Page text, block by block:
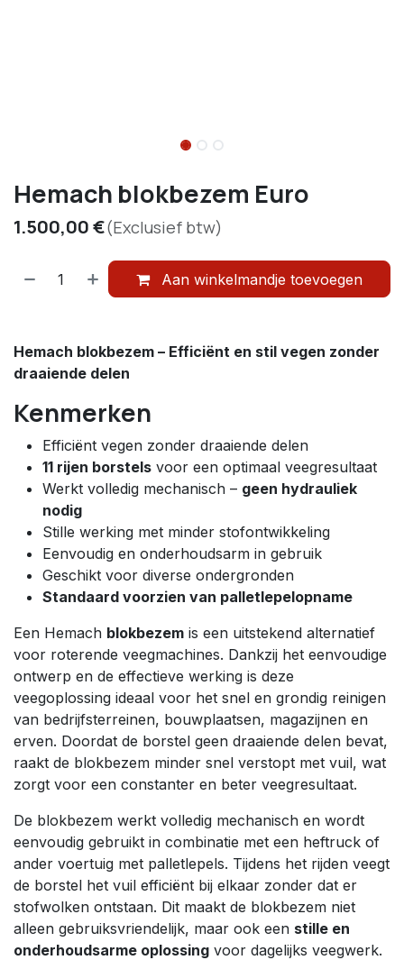
Hemach blokbezem Euro
1.500,00€(Exclusief btw)
Aan winkelmandje toevoegen
Hemach blokbezem – Efficiënt en stil vegen zonder
draaiende delen
Kenmerken
Efficiënt vegen zonder draaiende delen
11 rijen borstels voor een optimaal veegresultaat
Werkt volledig mechanisch – geen hydrauliek
nodig
Stille werking met minder stofontwikkeling
Eenvoudig en onderhoudsarm in gebruik
Geschikt voor diverse ondergronden
Standaard voorzien van palletlepelopname
Een Hemach blokbezem is een uitstekend alternatief
voor roterende veegmachines. Dankzij het eenvoudige
ontwerp en de effectieve werking is deze
veegoplossing ideaal voor het snel en grondig reinigen
van bedrijfsterreinen, bouwplaatsen, magazijnen en
erven. Doordat de borstel geen draaiende delen bevat,
raakt de blokbezem minder snel verstopt met vuil, wat
zorgt voor een constanter en beter veegresultaat.
De blokbezem werkt volledig mechanisch en wordt
eenvoudig gebruikt in combinatie met een heftruck of
ander voertuig met palletlepels. Tijdens het rijden veegt
de borstel het vuil efficiënt bij elkaar zonder dat er
stofwolken ontstaan. Dit maakt de blokbezem niet
alleen gebruiksvriendelijk, maar ook een stille en
onderhoudsarme oplossing voor dagelijks veegwerk.